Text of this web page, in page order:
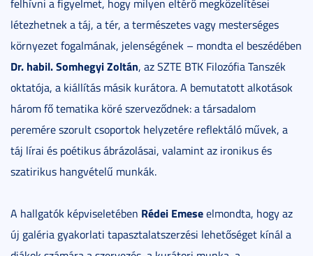
felhívni a figyelmet, hogy milyen eltérő megközelítései
létezhetnek a táj, a tér, a természetes vagy mesterséges
környezet fogalmának, jelenségének – mondta el beszédében
Dr. habil. Somhegyi Zoltán, az SZTE BTK Filozófia Tanszék
oktatója, a kiállítás másik kurátora. A bemutatott alkotások
három fő tematika köré szerveződnek: a társadalom
peremére szorult csoportok helyzetére reflektáló művek, a
táj lírai és poétikus ábrázolásai, valamint az ironikus és
szatirikus hangvételű munkák.
A hallgatók képviseletében Rédei Emeseelmondta, hogy az
új galéria gyakorlati tapasztalatszerzési lehetőséget kínál a